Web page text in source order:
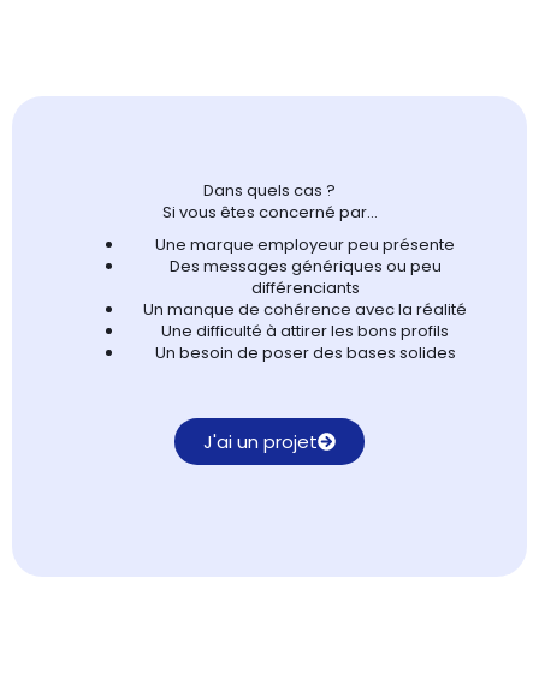
Dans quels cas ?
Si vous êtes concerné par…
Une marque employeur peu présente
Des messages génériques ou peu
différenciants
Un manque de cohérence avec la réalité
Une difficulté à attirer les bons profils
Un besoin de poser des bases solides
J'ai un projet